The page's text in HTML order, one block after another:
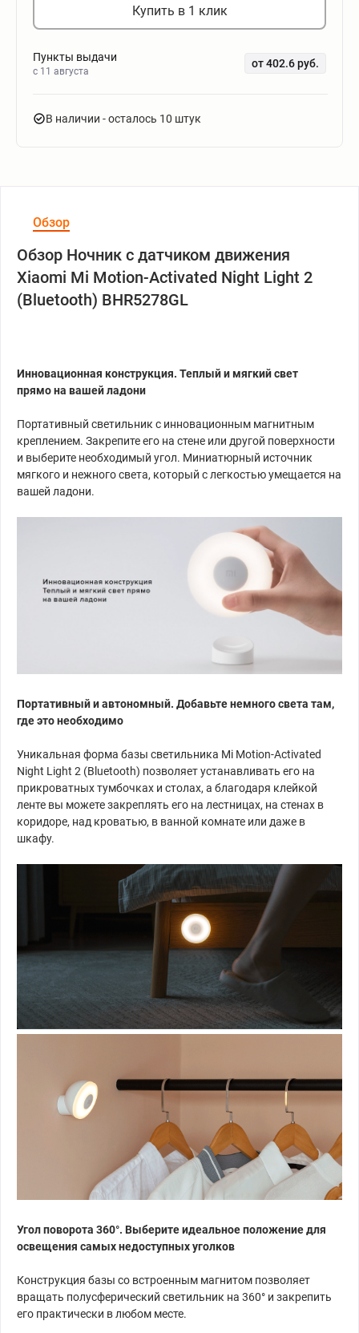
Купить в 1 клик
Пункты выдачи
c 11 августа
от 402.6 руб.
В наличии - осталось 10 штук
Обзор
Обзор Ночник с датчиком движения
Xiaomi Mi Motion-Activated Night Light 2
(Bluetooth) BHR5278GL
Инновационная конструкция. Теплый и мягкий свет
прямо на вашей ладони
Портативный светильник с инновационным магнитным
креплением. Закрепите его на стене или другой поверхности
и выберите необходимый угол. Миниатюрный источник
мягкого и нежного света, который с легкостью умещается на
вашей ладони.
Портативный и автономный. Добавьте немного света там,
где это необходимо
Уникальная форма базы светильника Mi Motion-Activated
Night Light 2 (Bluetooth) позволяет устанавливать его на
прикроватных тумбочках и столах, а благодаря клейкой
ленте вы можете закреплять его на лестницах, на стенах в
коридоре, над кроватью, в ванной комнате или даже в
шкафу.
Угол поворота 360°. Выберите идеальное положение для
освещения самых недоступных уголков
Конструкция базы со встроенным магнитом позволяет
вращать полусферический светильник на 360° и закрепить
его практически в любом месте.